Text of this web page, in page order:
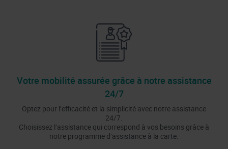
Votre mobilité assurée grâce à notre assistance
24/7
Optez pour l’efficacité et la simplicité avec notre assistance
24/7.
Choisissez l’assistance qui correspond à vos besoins grâce à
notre programme d’assistance à la carte.